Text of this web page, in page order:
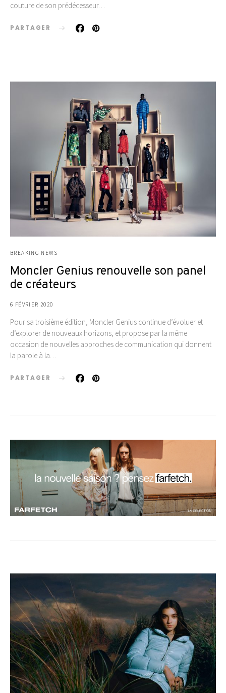
couture de son prédécesseur…
PARTAGER
BREAKING NEWS
Moncler Genius renouvelle son panel
de créateurs
6 FÉVRIER 2020
Pour sa troisième édition, Moncler Genius continue d’évoluer et
d’explorer de nouveaux horizons, et propose par la même
occasion de nouvelles approches de communication qui donnent
la parole à la…
PARTAGER